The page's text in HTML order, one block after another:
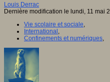
Louis Derrac
Dernière modification le lundi, 11 mai
Vie scolaire et sociale
International
Confinements et numériques